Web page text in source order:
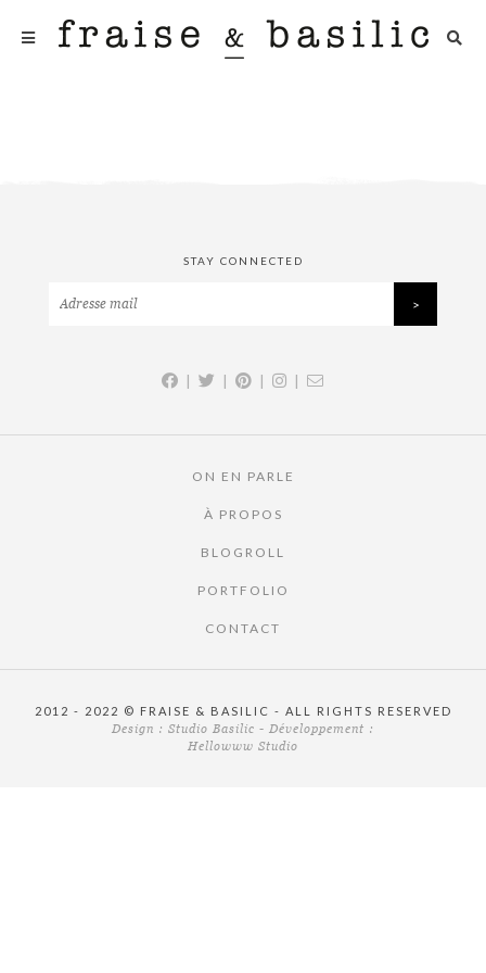
STAY CONNECTED
| | | |
ON EN PARLE
À PROPOS
BLOGROLL
PORTFOLIO
CONTACT
2012 - 2022 © FRAISE & BASILIC - ALL RIGHTS RESERVED
Design : Studio Basilic - Développement :
Hellowww Studio